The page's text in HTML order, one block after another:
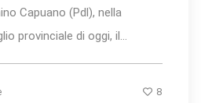
Capuano (Pdl), nella
provinciale di oggi, il...
8